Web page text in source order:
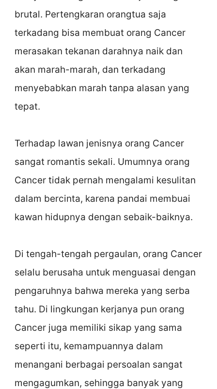
brutal. Pertengkaran orangtua saja
terkadang bisa membuat orang Cancer
merasakan tekanan darahnya naik dan
akan marah-marah, dan terkadang
menyebabkan marah tanpa alasan yang
tepat.
Terhadap lawan jenisnya orang Cancer
sangat romantis sekali. Umumnya orang
Cancer tidak pernah mengalami kesulitan
dalam bercinta, karena pandai membuai
kawan hidupnya dengan sebaik-baiknya.
Di tengah-tengah pergaulan, orang Cancer
selalu berusaha untuk menguasai dengan
pengaruhnya bahwa mereka yang serba
tahu. Di lingkungan kerjanya pun orang
Cancer juga memiliki sikap yang sama
seperti itu, kemampuannya dalam
menangani berbagai persoalan sangat
mengagumkan, sehingga banyak yang